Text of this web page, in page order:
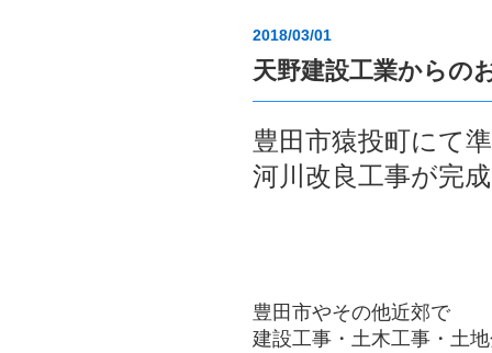
2018/03/01
天野建設工業からの
豊田市猿投町にて
河川改良工事が完
豊田市やその他近郊で
建設工事・土木工事・土